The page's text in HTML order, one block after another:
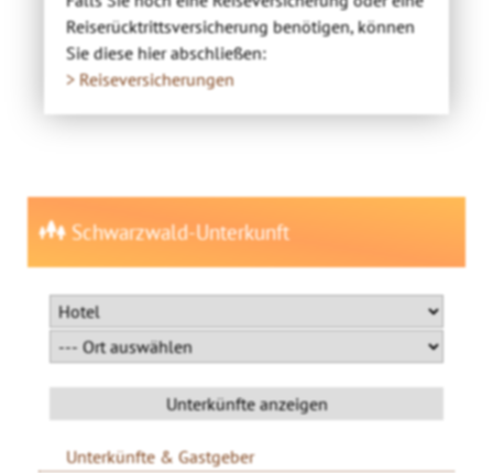
Reiserücktrittsversicherung benötigen, können
Sie diese hier abschließen:
> Reiseversicherungen
Schwarzwald-Unterkunft
Unterkünfte & Gastgeber